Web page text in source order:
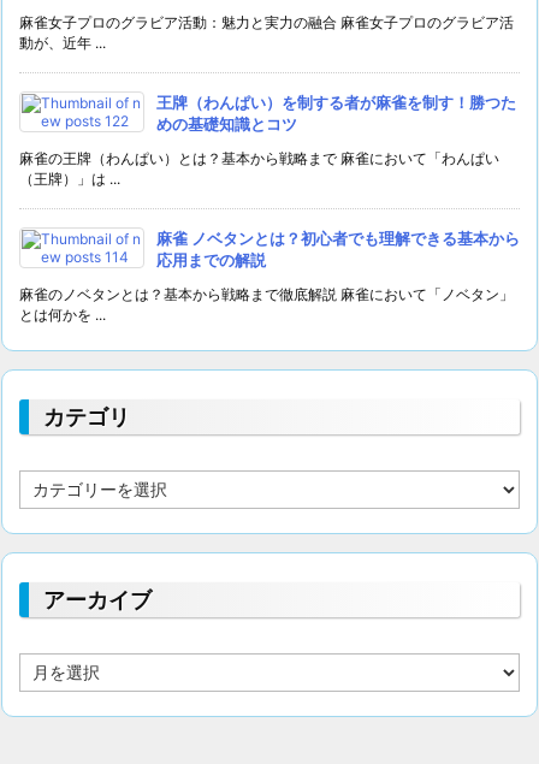
麻雀女子プロのグラビア活動：魅力と実力の融合 麻雀女子プロのグラビア活
動が、近年 ...
王牌（わんぱい）を制する者が麻雀を制す！勝つた
めの基礎知識とコツ
麻雀の王牌（わんぱい）とは？基本から戦略まで 麻雀において「わんぱい
（王牌）」は ...
麻雀 ノベタンとは？初心者でも理解できる基本から
応用までの解説
麻雀のノベタンとは？基本から戦略まで徹底解説 麻雀において「ノベタン」
とは何かを ...
カテゴリ
テ
リ
アーカイブ
ー